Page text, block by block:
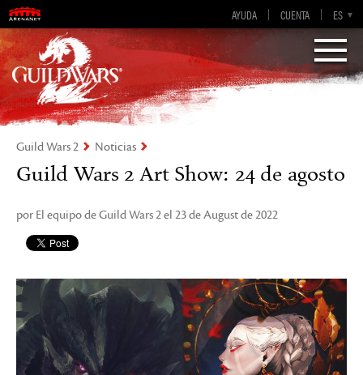
AYUDA CUENTA ES
EN
DE
FR
EN-GB
Visions of Eternity
Guild Wars 2
Guild Wars 2 Noticias
Guild Wars 2 Art Show: 24 de agosto
por El equipo de Guild Wars 2 el 23 de August de 2022